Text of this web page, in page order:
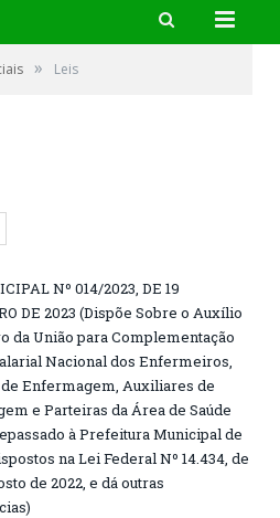
» Leis
Nº 014/2023, DE 19
DE 2023 (Dispõe Sobre o Auxílio
da União para Complementação
Nacional dos Enfermeiros,
Enfermagem, Auxiliares de
e Parteiras da Área de Saúde
à Prefeitura Municipal de
na Lei Federal Nº 14.434, de
de 2022, e dá outras